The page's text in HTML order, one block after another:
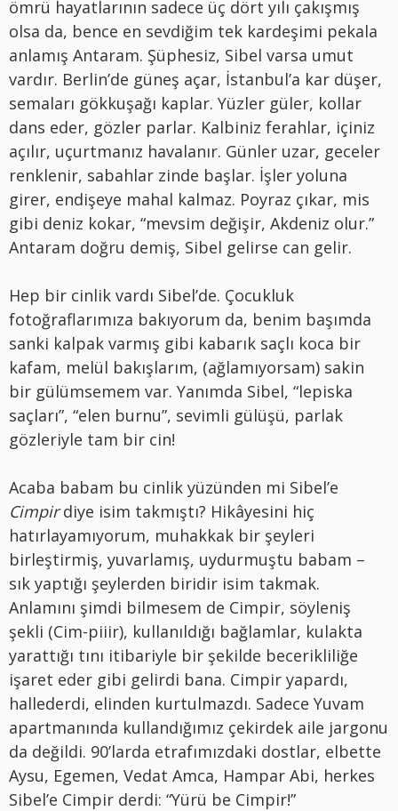
ömrü hayatlarının sadece üç dört yılı çakışmış
olsa da, bence en sevdiğim tek kardeşimi pekala
anlamış Antaram. Şüphesiz, Sibel varsa umut
vardır. Berlin’de güneş açar, İstanbul’a kar düşer,
semaları gökkuşağı kaplar. Yüzler güler, kollar
dans eder, gözler parlar. Kalbiniz ferahlar, içiniz
açılır, uçurtmanız havalanır. Günler uzar, geceler
renklenir, sabahlar zinde başlar. İşler yoluna
girer, endişeye mahal kalmaz. Poyraz çıkar, mis
gibi deniz kokar, “mevsim değişir, Akdeniz olur.”
Antaram doğru demiş, Sibel gelirse can gelir.
Hep bir cinlik vardı Sibel’de. Çocukluk
fotoğraflarımıza bakıyorum da, benim başımda
sanki kalpak varmış gibi kabarık saçlı koca bir
kafam, melül bakışlarım, (ağlamıyorsam) sakin
bir gülümsemem var. Yanımda Sibel, “lepiska
saçları”, “elen burnu”, sevimli gülüşü, parlak
gözleriyle tam bir cin!
Acaba babam bu cinlik yüzünden mi Sibel’e
Cimpirdiye isim takmıştı? Hikâyesini hiç
hatırlayamıyorum, muhakkak bir şeyleri
birleştirmiş, yuvarlamış, uydurmuştu babam –
sık yaptığı şeylerden biridir isim takmak.
Anlamını şimdi bilmesem de Cimpir, söyleniş
şekli (Cim-piiir), kullanıldığı bağlamlar, kulakta
yarattığı tını itibariyle bir şekilde becerikliliğe
işaret eder gibi gelirdi bana. Cimpir yapardı,
hallederdi, elinden kurtulmazdı. Sadece Yuvam
apartmanında kullandığımız çekirdek aile jargonu
da değildi. 90’larda etrafımızdaki dostlar, elbette
Aysu, Egemen, Vedat Amca, Hampar Abi, herkes
Sibel’e Cimpir derdi: “Yürü be Cimpir!”